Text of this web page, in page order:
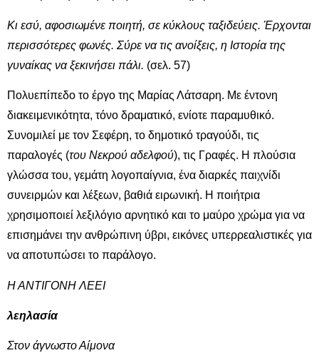
Κι εσύ, αφοσιωμένε ποιητή, σε κύκλους ταξιδεύεις. Έρχονται
περισσότερες φωνές. Σύρε να τις ανοίξεις, η Ιστορία της
γυναίκας να ξεκινήσει πάλι. (σελ. 57)
Πολυεπίπεδο το έργο της Μαρίας Λάτσαρη. Με έντονη
διακειμενικότητα, τόνο δραματικό, ενίοτε παραμυθικό.
Συνομιλεί με τον Σεφέρη, το δημοτικό τραγούδι, τις
παραλογές (του Νεκρού αδελφού), τις Γραφές. Η πλούσια
γλώσσα του, γεμάτη λογοπαίγνια, ένα διαρκές παιχνίδι
συνειρμών και λέξεων, βαθιά ειρωνική. Η ποιήτρια
χρησιμοποιεί λεξιλόγιο αρνητικό και το μαύρο χρώμα για να
επισημάνει την ανθρώπινη ύβρι, εικόνες υπερρεαλιστικές για
να αποτυπώσει το παράλογο.
Η ΑΝΤΙΓΟΝΗ ΛΕΕΙ
λεηλασία
Στον άγνωστο Αίμονα